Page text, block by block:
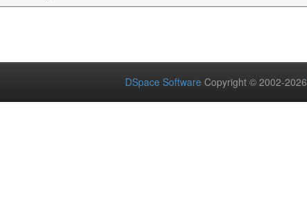
DSpace Software Copyright © 2002-2026